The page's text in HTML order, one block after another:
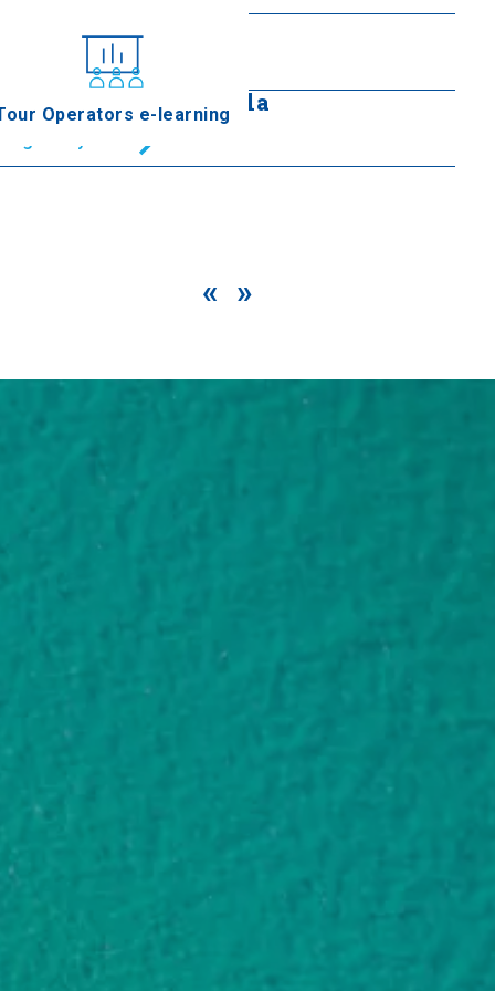
Operators e-learning
Seguir leyendo
Estatua de Pavlos Mela
« »